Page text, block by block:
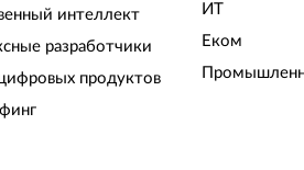
интеллект
разработчики
продуктов
ИТ
Еком